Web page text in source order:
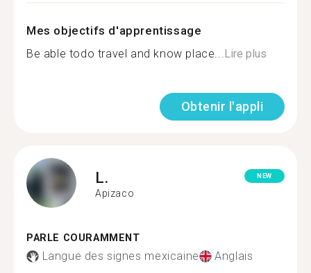
Mes objectifs d'apprentissage
Be able todo travel and know place... Lire plus
Obtenir l'appli
L.
Apizaco
NEW
PARLE COURAMMENT
Langue des signes mexicaine Anglais